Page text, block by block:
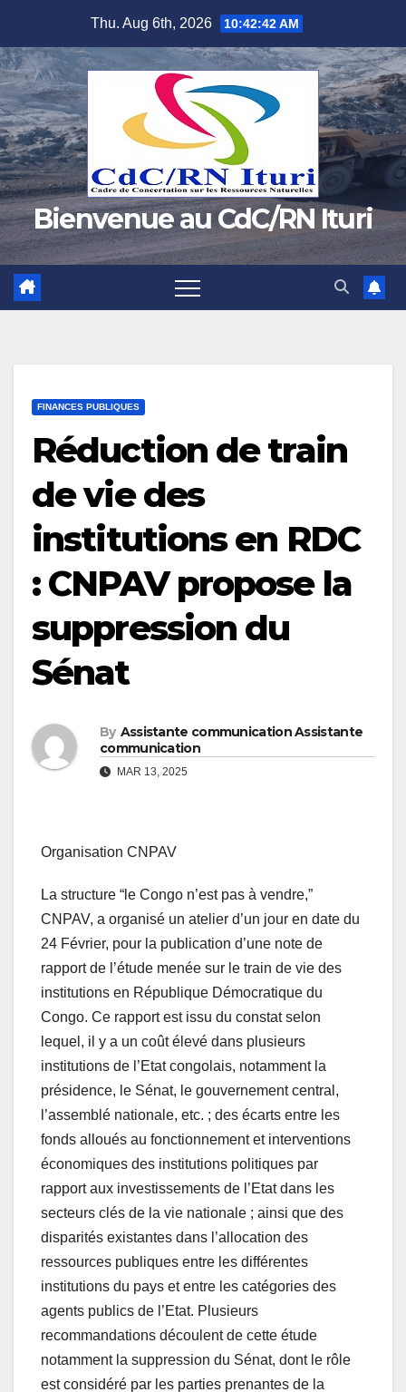
content
Thu. Aug 6th, 2026 10:42:43 AM
Bienvenue au CdC/RN Ituri
FINANCES PUBLIQUES
Réduction de train
de vie des
institutions en RDC
: CNPAV propose la
suppression du
Sénat
By Assistante communication Assistante
communication
MAR 13, 2025
Organisation CNPAV
La structure “le Congo n’est pas à vendre,”
CNPAV, a organisé un atelier d’un jour en date du
24 Février, pour la publication d’une note de
rapport de l’étude menée sur le train de vie des
institutions en République Démocratique du
Congo. Ce rapport est issu du constat selon
lequel, il y a un coût élevé dans plusieurs
institutions de l’Etat congolais, notamment la
présidence, le Sénat, le gouvernement central,
l’assemblé nationale, etc. ; des écarts entre les
fonds alloués au fonctionnement et interventions
économiques des institutions politiques par
rapport aux investissements de l’Etat dans les
secteurs clés de la vie nationale ; ainsi que des
disparités existantes dans l’allocation des
ressources publiques entre les différentes
institutions du pays et entre les catégories des
agents publics de l’Etat. Plusieurs
recommandations découlent de cette étude
notamment la suppression du Sénat, dont le rôle
est considéré par les parties prenantes de la